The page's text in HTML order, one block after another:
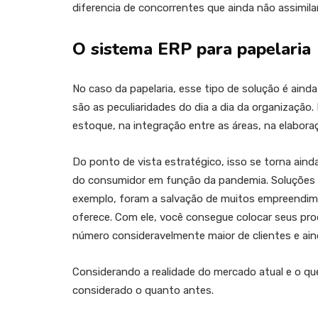
diferencia de concorrentes que ainda não
O sistema ERP para papelaria
No caso da papelaria, esse tipo de solução é
são as peculiaridades do dia a dia da
estoque, na integração entre as áreas, na
Do ponto de vista estratégico, isso se torna
do consumidor em função da pandemia.
exemplo, foram a salvação de muitos
oferece. Com ele, você consegue colocar seus
número consideravelmente maior de clientes e
Considerando a realidade do mercado atual e o
considerado o quanto antes.